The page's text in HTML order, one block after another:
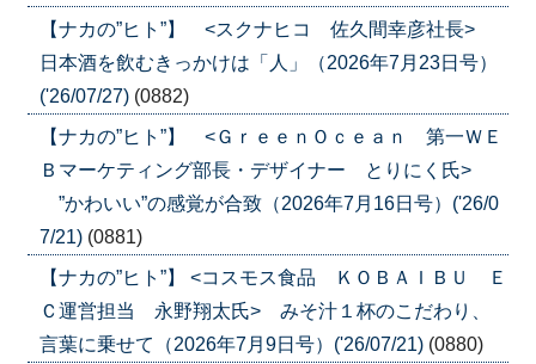
【ナカの”ヒト”】 <スクナヒコ 佐久間幸彦社長>
日本酒を飲むきっかけは「人」（2026年7月23日号）
('26/07/27) (0882)
【ナカの”ヒト”】 <ＧｒｅｅｎＯｃｅａｎ 第一ＷＥ
Ｂマーケティング部長・デザイナー とりにく氏>
”かわいい”の感覚が合致（2026年7月16日号）('26/0
7/21) (0881)
【ナカの”ヒト”】 <コスモス食品 ＫＯＢＡＩＢＵ Ｅ
Ｃ運営担当 永野翔太氏> みそ汁１杯のこだわり、
言葉に乗せて（2026年7月9日号）('26/07/21) (0880)